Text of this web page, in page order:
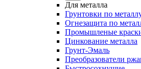
Для металла
Грунтовки по
Огнезащита по
Промышленые
Цинкование металла
Грунт-Эмаль
Преобразователи